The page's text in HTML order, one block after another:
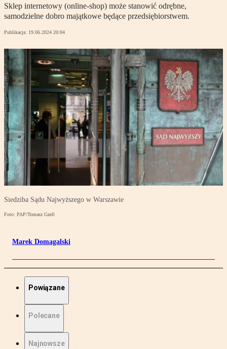
Sklep internetowy (online-shop) może stanowić odrębne,
samodzielne dobro majątkowe będące przedsiębiorstwem.
Publikacja: 19.06.2024 20:04
Siedziba Sądu Najwyższego w Warszawie
Foto: PAP/Tomasz Gzell
Marek Domagalski
Powiązane
Polecane
Najnowsze